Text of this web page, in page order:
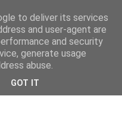
to deliver its services
and user-agent are
and security
generate usage
abuse.
GOT IT